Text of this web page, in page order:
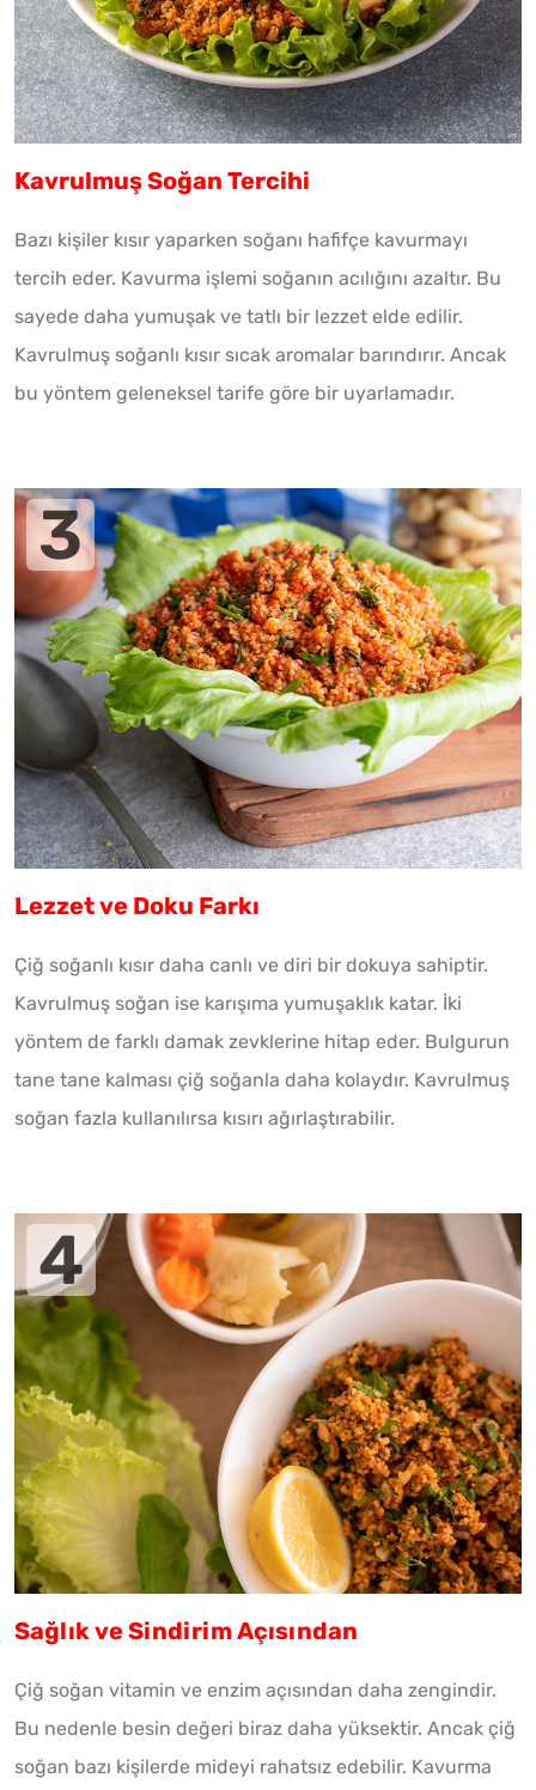
Kavrulmuş Soğan Tercihi
Bazı kişiler kısır yaparken soğanı hafifçe kavurmayı
tercih eder. Kavurma işlemi soğanın acılığını azaltır. Bu
sayede daha yumuşak ve tatlı bir lezzet elde edilir.
Kavrulmuş soğanlı kısır sıcak aromalar barındırır. Ancak
bu yöntem geleneksel tarife göre bir uyarlamadır.
Lezzet ve Doku Farkı
Çiğ soğanlı kısır daha canlı ve diri bir dokuya sahiptir.
Kavrulmuş soğan ise karışıma yumuşaklık katar. İki
yöntem de farklı damak zevklerine hitap eder. Bulgurun
tane tane kalması çiğ soğanla daha kolaydır. Kavrulmuş
soğan fazla kullanılırsa kısırı ağırlaştırabilir.
Sağlık ve Sindirim Açısından
Çiğ soğan vitamin ve enzim açısından daha zengindir.
Bu nedenle besin değeri biraz daha yüksektir. Ancak çiğ
soğan bazı kişilerde mideyi rahatsız edebilir. Kavurma